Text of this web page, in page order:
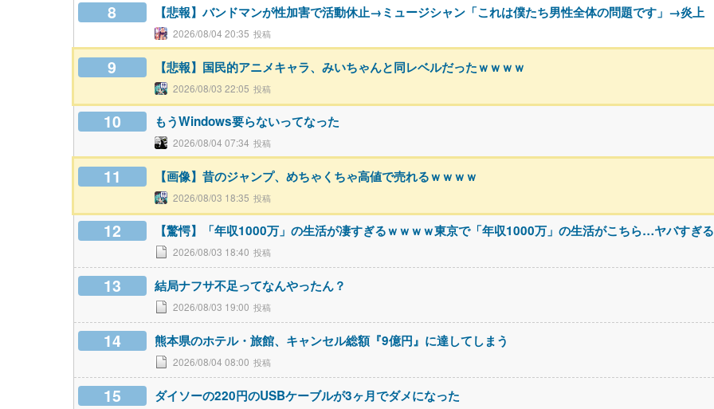
8 【悲報】バンドマンが性加害で活動休止→ミュージシャン「これは僕たち男性全体の問題です」→炎上
2026/08/04 20:35
9 【悲報】国民的アニメキャラ、みいちゃんと同レベルだったｗｗｗｗ
2026/08/03 22:05
10 もうWindows要らないってなった
2026/08/04 07:34
11 【画像】昔のジャンプ、めちゃくちゃ高値で売れるｗｗｗｗ
2026/08/03 18:35
12 【驚愕】「年収1000万」の生活が凄すぎるｗｗｗｗ東京で「年収1000万」の生活がこちら…ヤバすぎ
2026/08/03 18:40
13 結局ナフサ不足ってなんやったん？
2026/08/03 19:00
14 熊本県のホテル・旅館、キャンセル総額『9億円』に達してしまう
2026/08/04 08:00
15 ダイソーの220円のUSBケーブルが3ヶ月でダメになった